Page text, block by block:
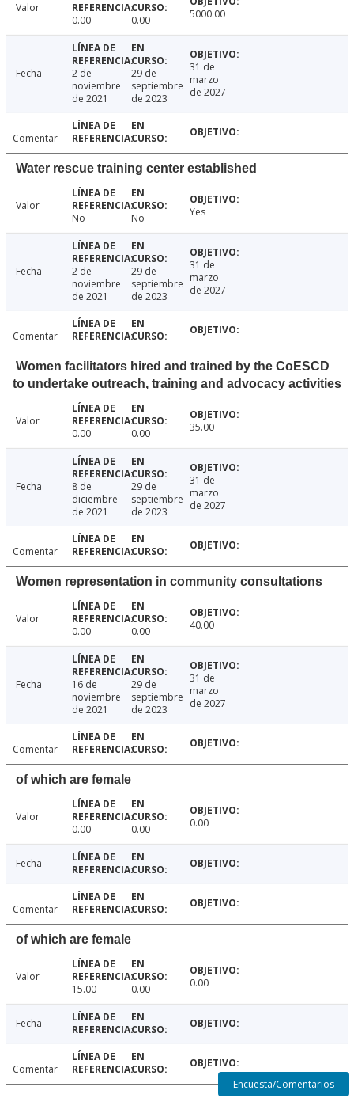
Valor
0.00
0.00 5000.00
Fecha
2 de
noviembre
de 2021
29 de
septiembre
de 2023
31 de
marzo
de 2027
Comentar
Water rescue training center established
Valor
No
No Yes
Fecha
2 de
noviembre
de 2021
29 de
septiembre
de 2023
31 de
marzo
de 2027
Comentar
Women facilitators hired and trained by the CoESCD
to undertake outreach, training and advocacy activities
Valor
0.00
0.00 35.00
Fecha
8 de
diciembre
de 2021
29 de
septiembre
de 2023
31 de
marzo
de 2027
Comentar
Women representation in community consultations
Valor
0.00
0.00 40.00
Fecha
16 de
noviembre
de 2021
29 de
septiembre
de 2023
31 de
marzo
de 2027
Comentar
of which are female
Valor
0.00
0.00 0.00
Fecha
Comentar
of which are female
Valor
15.00
0.00 0.00
Fecha
Comentar
Encuesta/Comentarios